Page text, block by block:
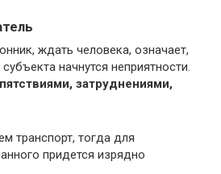
ждать человека, означает,
начнутся неприятности.
затруднениями,
транспорт, тогда для
придется изрядно